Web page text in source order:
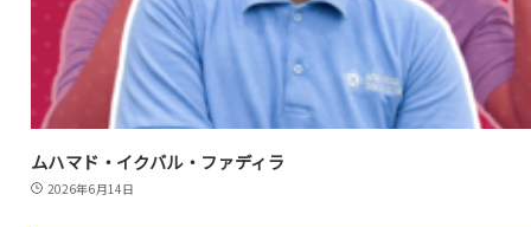
ムハマド・イクバル・ファディラ
2026年6月14日